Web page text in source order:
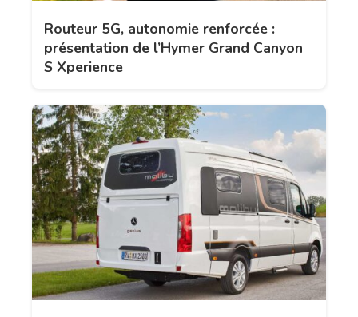
Routeur 5G, autonomie renforcée :
présentation de l’Hymer Grand Canyon
S Xperience